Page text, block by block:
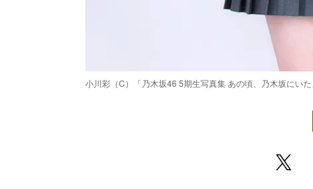
小川彩（C）「乃木坂46 5期生写真集 あの頃、乃木坂にい